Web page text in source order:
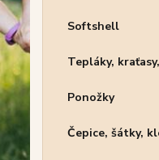
Softshell
Tepláky,
Ponožky
Čepice, šátky,